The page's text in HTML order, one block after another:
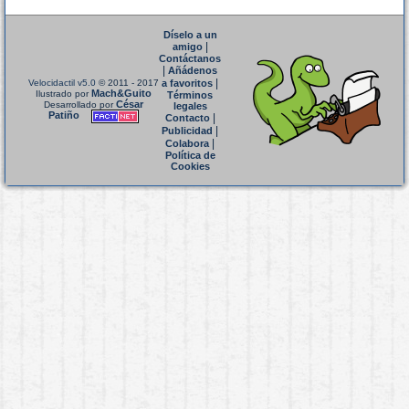
Velocidactil v5.0 © 2011 - 2017
Ilustrado porMach&Guito
Desarrollado porCésar
Patiño
Díselo a un
amigo|
Contáctanos
Añádenos
a favoritos
Términos
legales
Contacto|
Publicidad
Colabora|
Política de
Cookies